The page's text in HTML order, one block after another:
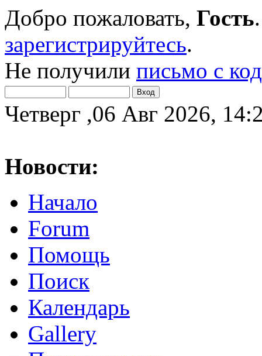
Добро пожаловать, Гость
зарегистрируйтесь.
Не получили письмо с
Четверг ,06 Авг 2026,
Новости:
Начало
Forum
Помощь
Поиск
Календарь
Gallery